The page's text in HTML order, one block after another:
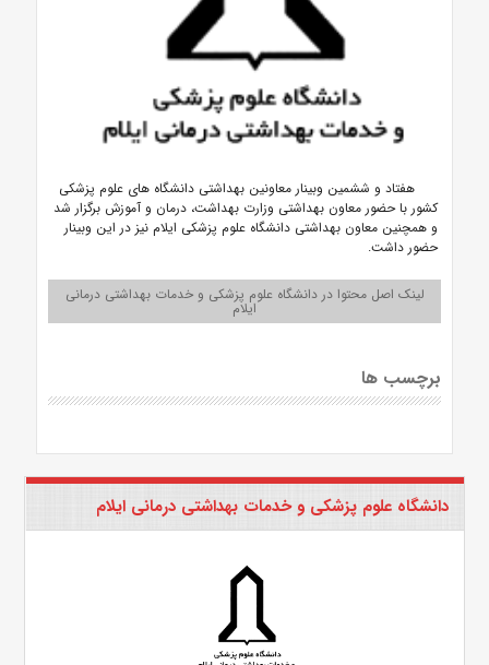
هفتاد و ششمین وبینار معاونین بهداشتی دانشگاه های علوم پزشکی
کشور با حضور معاون بهداشتی وزارت بهداشت، درمان و آموزش برگزار شد
و همچنین معاون بهداشتی دانشگاه علوم پزشکی ایلام نیز در این وبینار
حضور داشت.
لینک اصل محتوا در دانشگاه علوم پزشکی و خدمات بهداشتی درمانی
ایلام
برچسب ها
دانشگاه علوم پزشکی و خدمات بهداشتی درمانی ایلام